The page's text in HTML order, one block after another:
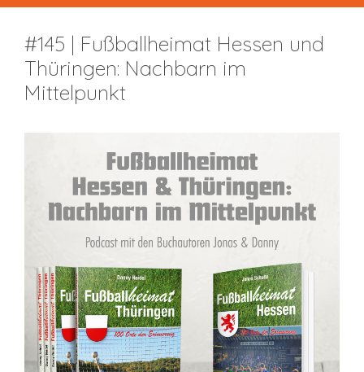
#145 | Fußballheimat Hessen und
Thüringen: Nachbarn im
Mittelpunkt